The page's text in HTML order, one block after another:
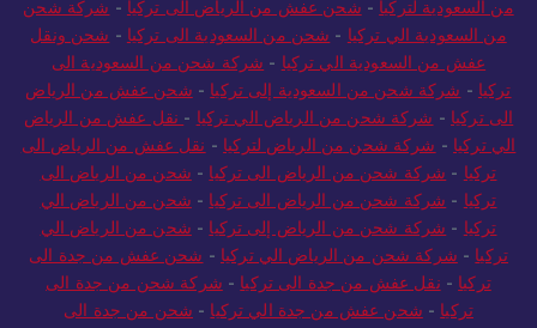
من السعودية لتركيا-شحن عفش من الرياض الى تركيا -شركة شحن
من السعودية الي تركيا-شحن من السعودية الى تركيا-شحن ونقل
عفش من السعودية الي تركيا-شركة شحن من السعودية الى
تركيا -شركة شحن من السعودية إلى تركيا-شحن عفش من الرياض
الى تركيا -شركة شحن من الرياض الي تركيا-نقل عفش من الرياض
الي تركيا-شركة شحن من الرياض لتركيا-نقل عفش من الرياض الى
تركيا-شركة شحن من الرياض الى تركيا-شحن من الرياض الى
تركيا-شركة شحن من الرياض الى تركيا-شحن من الرياض الي
تركيا-شركة شحن من الرياض إلى تركيا-شحن من الرياض الي
تركيا-شركة شحن من الرياض الي تركيا -شحن عفش من جدة الى
تركيا-نقل عفش من جدة الى تركيا-شركة شحن من جدة الى
تركيا-شحن عفش من جدة الي تركيا- شحن من جدة الى